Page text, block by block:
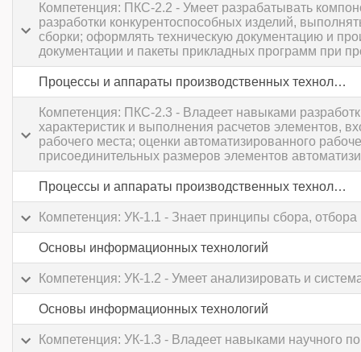
Компетенция: ПКС-2.2 - Умеет разрабатывать
разработки конкурентоспособных изделий,
сборки; оформлять техническую документацию и
документации и пакеты прикладных программ при
Процессы и аппараты производственных технологий
Компетенция: ПКС-2.3 - Владеет навыками
характеристик и выполнения расчетов элементов,
рабочего места; оценки автоматизированного
присоединительных размеров элементов
Процессы и аппараты производственных технологий
Компетенция: УК-1.1 - Знает принципы сбора,
Основы информационных технологий
Компетенция: УК-1.2 - Умеет анализировать и
Основы информационных технологий
Компетенция: УК-1.3 - Владеет навыками научного